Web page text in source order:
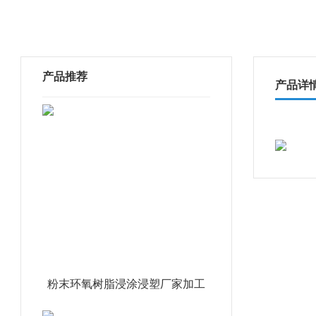
产品推荐
粉末环氧树脂浸涂浸塑厂家加工
产品详